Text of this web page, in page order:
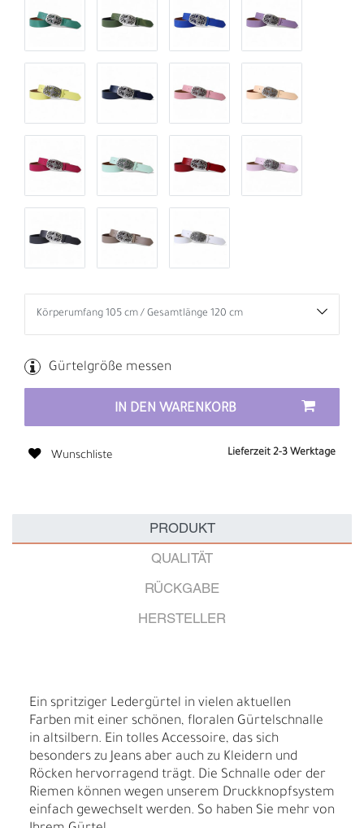
Gürtelgröße messen
IN DEN WARENKORB
Wunschliste Lieferzeit 2-3 Werktage
PRODUKT
QUALITÄT
RÜCKGABE
HERSTELLER
Ein spritziger Ledergürtel in vielen aktuellen
Farben mit einer schönen, floralen Gürtelschnalle
in altsilbern. Ein tolles Accessoire, das sich
besonders zu Jeans aber auch zu Kleidern und
Röcken hervorragend trägt. Die Schnalle oder der
Riemen können wegen unserem Druckknopfsystem
einfach gewechselt werden. So haben Sie mehr von